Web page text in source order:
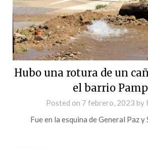
Hubo una rotura de un
el barrio
Posted on 7 febrero, 2023 by
Fue en la esquina de General Paz